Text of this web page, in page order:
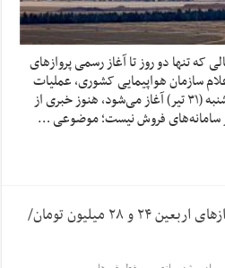
که تنها دو روز تا آغاز رسمی پروازهای
طبق اعلام سازمان هواپیمایی کشوری، عملیات
پروازهای ویژه اربعین از روز چهارشنبه (۳۱ تیر) آغاز می‌شود، هنوز خبری از
سامانه‌های فروش نیست؛ موضوعی …
نرخ بلیت رفت و برگشت پرواز‌های اربعین ۲۴ و ۲۸ میلیون تومان/